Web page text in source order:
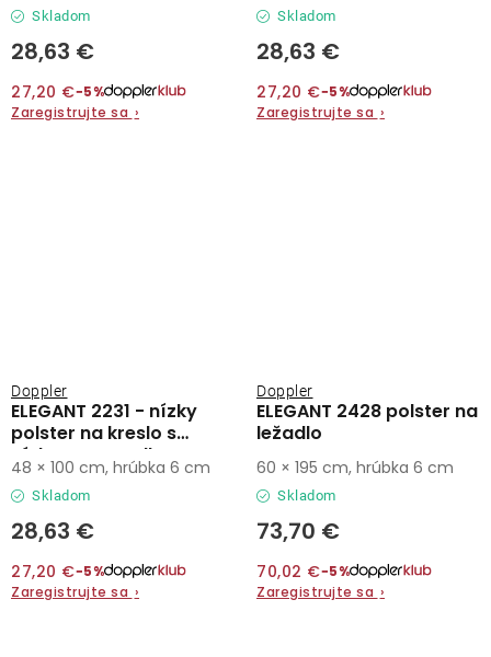
Skladom
28,63 €
27,20 €−5%
Zaregistrujte sa ›
Skladom
28,63 €
27,20 €−5%
Zaregistrujte sa ›
ELEGANT 2231 - nízky
polster na kreslo s
nízkym operadlom
Doppler
Skladom
28,63 €
27,20 €−5%
Zaregistrujte sa ›
48 × 100 cm, hrúbka 6 cm
ELEGANT 2428 polster na
ležadlo
Doppler
Skladom
73,70 €
70,02 €−5%
Zaregistrujte sa ›
60 × 195 cm, hrúbka 6 cm